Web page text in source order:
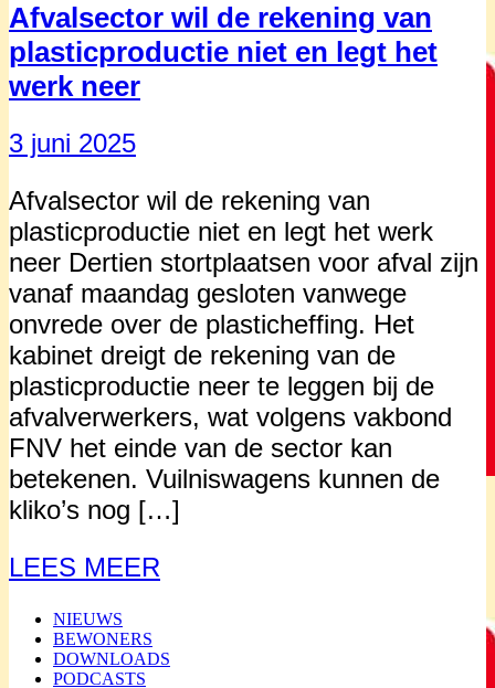
Afvalsector wil de rekening van
plasticproductie niet en legt het
werk neer
3 juni 2025
Afvalsector wil de rekening van
plasticproductie niet en legt het werk
neer Dertien stortplaatsen voor afval zijn
vanaf maandag gesloten vanwege
onvrede over de plasticheffing. Het
kabinet dreigt de rekening van de
plasticproductie neer te leggen bij de
afvalverwerkers, wat volgens vakbond
FNV het einde van de sector kan
betekenen. Vuilniswagens kunnen de
kliko’s nog […]
LEES MEER
NIEUWS
BEWONERS
DOWNLOADS
PODCASTS